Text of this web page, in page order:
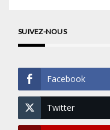
SUIVEZ-NOUS
Facebook
Twitter